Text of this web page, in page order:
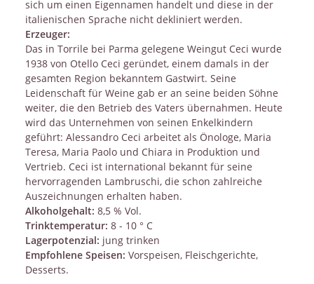
sich um einen Eigennamen handelt und diese in der
italienischen Sprache nicht dekliniert werden.
Erzeuger:
Das in Torrile bei Parma gelegene Weingut Ceci wurde
1938 von Otello Ceci geründet, einem damals in der
gesamten Region bekanntem Gastwirt. Seine
Leidenschaft für Weine gab er an seine beiden Söhne
weiter, die den Betrieb des Vaters übernahmen. Heute
wird das Unternehmen von seinen Enkelkindern
geführt: Alessandro Ceci arbeitet als Önologe, Maria
Teresa, Maria Paolo und Chiara in Produktion und
Vertrieb. Ceci ist international bekannt für seine
hervorragenden Lambruschi, die schon zahlreiche
Auszeichnungen erhalten haben.
Alkoholgehalt: 8,5 % Vol.
Trinktemperatur: 8 - 10 ° C
Lagerpotenzial: jung trinken
Empfohlene Speisen: Vorspeisen, Fleischgerichte,
Desserts.